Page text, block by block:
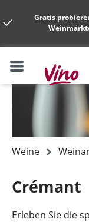
Gratis
Weine
Crémant
Erleben Sie die